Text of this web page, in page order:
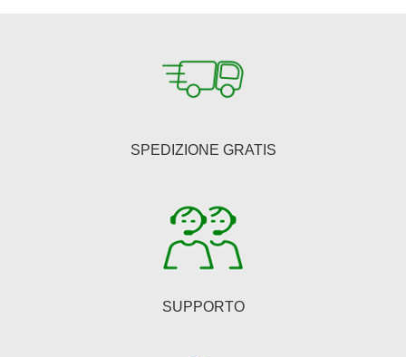
opzioni
pagina
prodotto
SPEDIZIONE GRATIS
SUPPORTO